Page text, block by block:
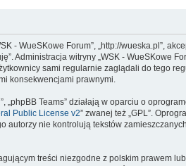
- WueSKowe Forum”, „http://wueska.pl”,
Administracja witryny „WSK - WueSKowe
sami regularnie zaglądali do tego
konsekwencjami prawnymi.
„phpBB Teams” działają w oparciu o
Public License v2” zwanej też „GPL”.
autorzy nie kontrolują tekstów
treści niezgodne z polskim prawem